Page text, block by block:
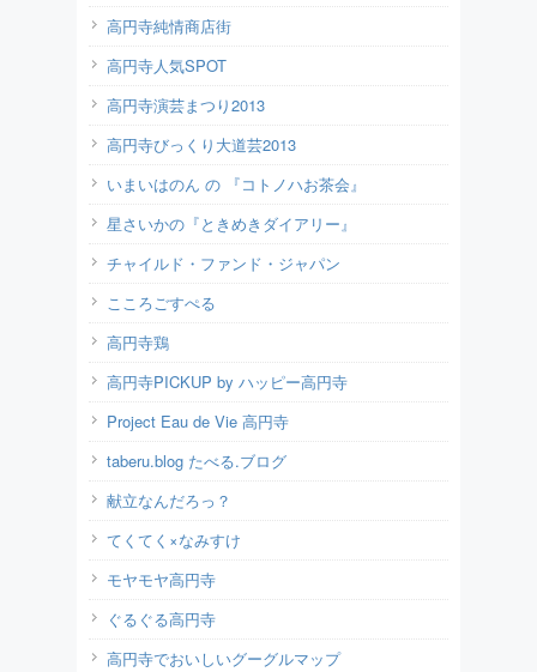
高円寺純情商店街
高円寺人気SPOT
高円寺演芸まつり2013
高円寺びっくり大道芸2013
いまいはのん の 『コトノハお茶会』
星さいかの『ときめきダイアリー』
チャイルド・ファンド・ジャパン
こころごすぺる
高円寺鶏
高円寺PICKUP by ハッピー高円寺
Project Eau de Vie 高円寺
taberu.blog たべる.ブログ
献立なんだろっ？
てくてく×なみすけ
モヤモヤ高円寺
ぐるぐる高円寺
高円寺でおいしいグーグルマップ